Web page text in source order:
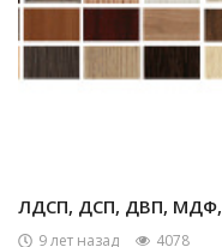
ЛДСП, ДСП, ДВП, МДФ,
9 лет назад 4078